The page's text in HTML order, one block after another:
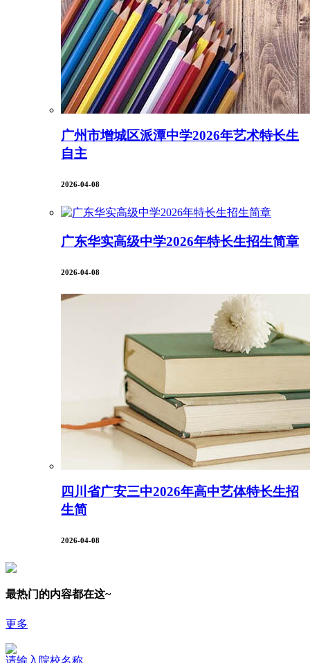
广州市增城区派潭中学2026年艺术特长生
自主
2026-04-08
广东华实高级中学2026年特长生招生简章
2026-04-08
四川省广安三中2026年高中艺体特长生招
生简
2026-04-08
最热门的内容都在这~
更多
请输入院校名称